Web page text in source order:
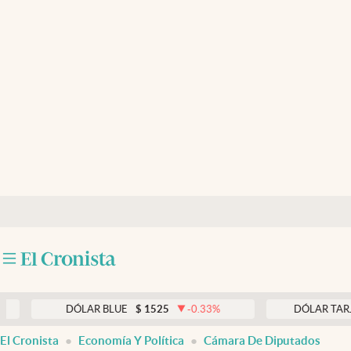
DÓLAR BLUE $ 1525 -0.33% DÓLAR TARJETA $
El Cronista Economía Y Política Cámara De Diputados